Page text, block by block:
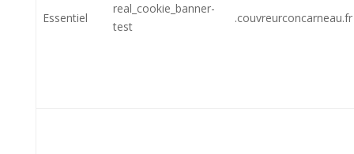
Essentiel
real_cookie_banner-
test
.couvreurconcarneau.fr